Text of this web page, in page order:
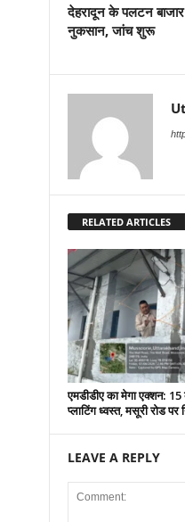
देहरादून के पलटन
नुकसान, जांच शुरू
RELATED ARTICLES
एमडीडीए का मेगा एक्शन: 15
प्लाटिंग ध्वस्त, मसूरी रोड पर
LEAVE A REPLY